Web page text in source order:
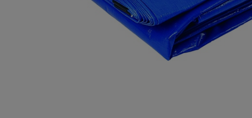
Лестницы и стремянки
Штукатурные комплекты
Сварочные аппараты